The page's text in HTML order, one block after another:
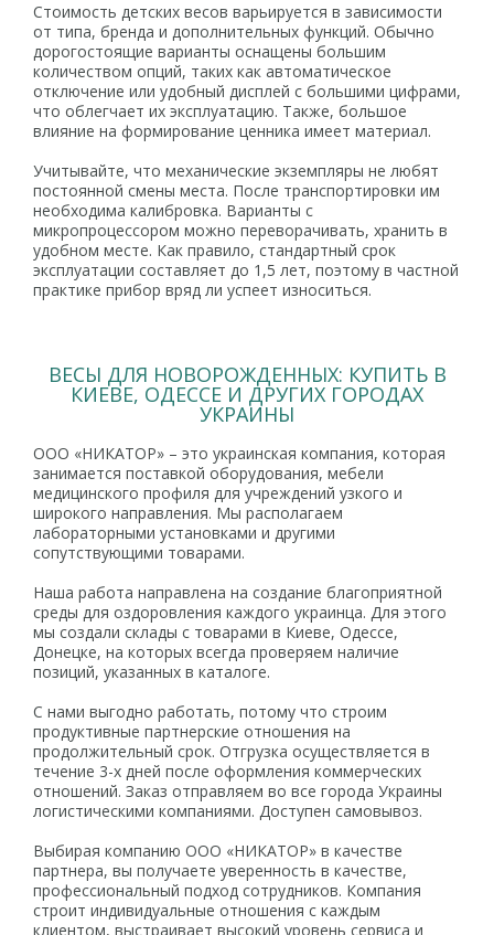
Стоимость детских весов варьируется в зависимости
от типа, бренда и дополнительных функций. Обычно
дорогостоящие варианты оснащены большим
количеством опций, таких как автоматическое
отключение или удобный дисплей с большими цифрами,
что облегчает их эксплуатацию. Также, большое
влияние на формирование ценника имеет материал.
Учитывайте, что механические экземпляры не любят
постоянной смены места. После транспортировки им
необходима калибровка. Варианты с
микропроцессором можно переворачивать, хранить в
удобном месте. Как правило, стандартный срок
эксплуатации составляет до 1,5 лет, поэтому в частной
практике прибор вряд ли успеет износиться.
ВЕСЫ ДЛЯ НОВОРОЖДЕННЫХ: КУПИТЬ В
КИЕВЕ, ОДЕССЕ И ДРУГИХ ГОРОДАХ
УКРАИНЫ
ООО «НИКАТОР» – это украинская компания, которая
занимается поставкой оборудования, мебели
медицинского профиля для учреждений узкого и
широкого направления. Мы располагаем
лабораторными установками и другими
сопутствующими товарами.
Наша работа направлена на создание благоприятной
среды для оздоровления каждого украинца. Для этого
мы создали склады с товарами в Киеве, Одессе,
Донецке, на которых всегда проверяем наличие
позиций, указанных в каталоге.
С нами выгодно работать, потому что строим
продуктивные партнерские отношения на
продолжительный срок. Отгрузка осуществляется в
течение 3-х дней после оформления коммерческих
отношений. Заказ отправляем во все города Украины
логистическими компаниями. Доступен самовывоз.
Выбирая компанию ООО «НИКАТОР» в качестве
партнера, вы получаете уверенность в качестве,
профессиональный подход сотрудников. Компания
строит индивидуальные отношения с каждым
клиентом, выстраивает высокий уровень сервиса и